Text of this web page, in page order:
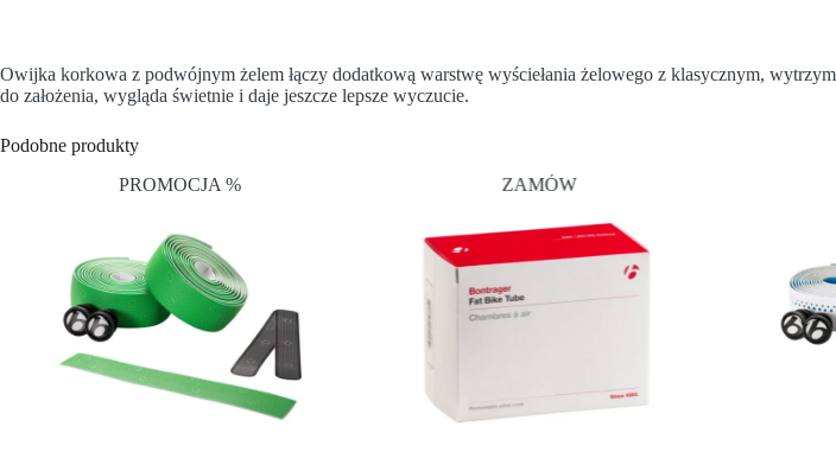
Owijka korkowa z podwójnym żelem łączy dodatkową warstwę wyściełania żelowego z klasycznym,
do założenia, wygląda świetnie i daje jeszcze lepsze wyczucie.
Podobne produkty
PROMOCJA %
ZAMÓW